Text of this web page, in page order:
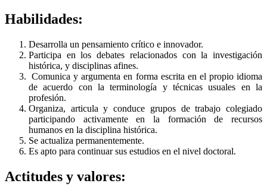
Habilidades:
Desarrolla un pensamiento crítico e innovador.
Participa en los debates relacionados con la investigación
histórica, y disciplinas afines.
Comunica y argumenta en forma escrita en el propio idioma
de acuerdo con la terminología y técnicas usuales en la
profesión.
Organiza, articula y conduce grupos de trabajo colegiado
participando activamente en la formación de recursos
humanos en la disciplina histórica.
Se actualiza permanentemente.
Es apto para continuar sus estudios en el nivel doctoral.
Actitudes y valores: